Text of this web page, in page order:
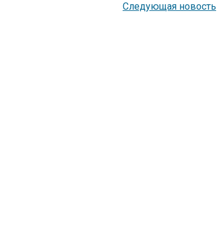
Следующая новость